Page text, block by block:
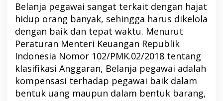
Belanja pegawai sangat terkait dengan hajat
hidup orang banyak, sehingga harus dikelola
dengan baik dan tepat waktu. Menurut
Peraturan Menteri Keuangan Republik
Indonesia Nomor 102/PMK.02/2018 tentang
klasifikasi Anggaran, Belanja pegawai adalah
kompensasi terhadap pegawai baik dalam
bentuk uang maupun dalam bentuk barang,